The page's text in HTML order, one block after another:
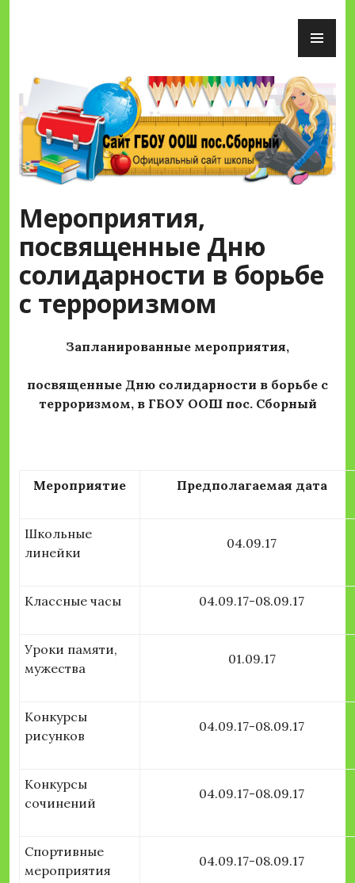
Сайт ГБОУ ООШ пос.Сборный
Мероприятия,
посвященные Дню
солидарности в борьбе
с терроризмом
Запланированные мероприятия,
посвященные Дню солидарности в борьбе с
терроризмом, в ГБОУ ООШ пос. Сборный
Мероприятие Предполагаемая дата
Школьные
линейки
04.09.17
Классные часы 04.09.17-08.09.17
Уроки памяти,
мужества
01.09.17
Конкурсы
рисунков
04.09.17-08.09.17
Конкурсы
сочинений
04.09.17-08.09.17
Спортивные
мероприятия
04.09.17-08.09.17